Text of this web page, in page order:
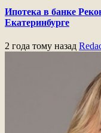
Ипотека в банке
Екатеринбурге
2 года тому назад